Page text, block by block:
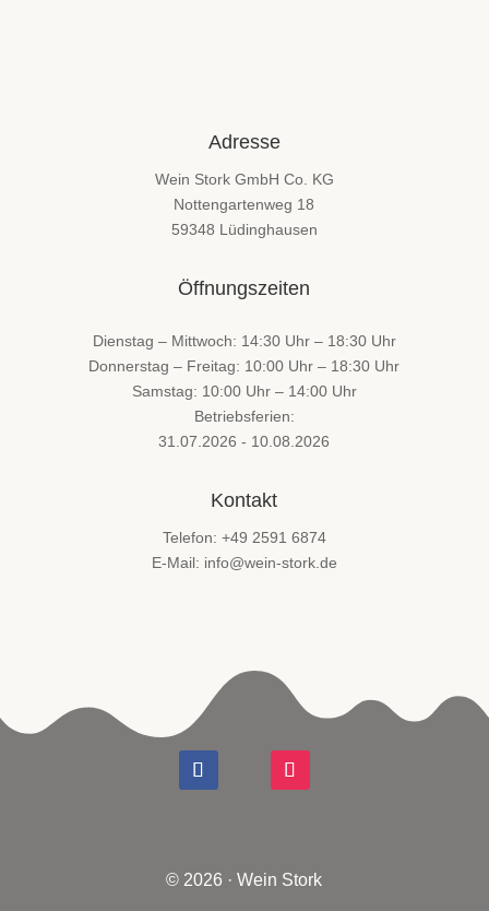
Adresse
Wein Stork GmbH Co. KG
Nottengartenweg 18
59348 Lüdinghausen
Öffnungszeiten
Dienstag – Mittwoch: 14:30 Uhr – 18:30 Uhr
Donnerstag – Freitag: 10:00 Uhr – 18:30 Uhr
Samstag: 10:00 Uhr – 14:00 Uhr
Betriebsferien:
31.07.2026 - 10.08.2026
Kontakt
Telefon: +49 2591 6874
E-Mail: info@wein-stork.de
© 2026 · Wein Stork